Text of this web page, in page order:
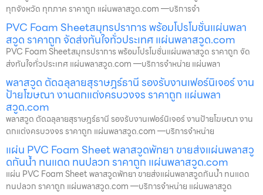
ทุกจังหวัด ทุกภาค ราคาถูก แผ่นพลาสวูด.com —บริการจำ
PVC Foam Sheetสมุทรปราการ พร้อมโปรโมชั่นแผ่นพลา
สวูด ราคาถูก จัดส่งทันใจทั่วประเทศ แผ่นพลาสวูด.com
PVC Foam Sheetสมุทรปราการ พร้อมโปรโมชั่นแผ่นพลาสวูด ราคาถูก จัด
ส่งทันใจทั่วประเทศ แผ่นพลาสวูด.com —บริการจำหน่าย แผ่นพลา
พลาสวูด ตัดฉลุลายสุราษฎร์ธานี รองรับงานเฟอร์นิเจอร์ งาน
ป้ายโฆษณา งานตกแต่งครบวงจร ราคาถูก แผ่นพลา
สวูด.com
พลาสวูด ตัดฉลุลายสุราษฎร์ธานี รองรับงานเฟอร์นิเจอร์ งานป้ายโฆษณา งาน
ตกแต่งครบวงจร ราคาถูก แผ่นพลาสวูด.com —บริการจำหน่าย
แผ่น PVC Foam Sheet พลาสวูดพัทยา ขายส่งแผ่นพลาสวู
ดกันน้ำ ทนแดด ทนปลวก ราคาถูก แผ่นพลาสวูด.com
แผ่น PVC Foam Sheet พลาสวูดพัทยา ขายส่งแผ่นพลาสวูดกันน้ำ ทนแดด
ทนปลวก ราคาถูก แผ่นพลาสวูด.com —บริการจำหน่าย แผ่นพลาสวูด